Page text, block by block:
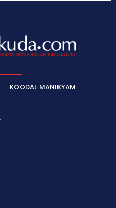
KOODAL MANIKYAM